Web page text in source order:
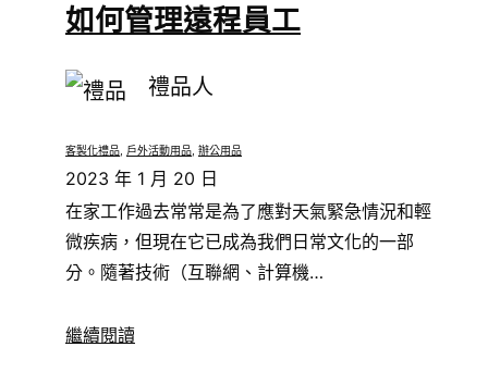
如何管理遠程員工
禮品人
客製化禮品 戶外活動用品 辦公用品
2023 年 1 月 20 日
在家工作過去常常是為了應對天氣緊急情況和輕
微疾病，但現在它已成為我們日常文化的一部
分。隨著技術（互聯網、計算機…
繼續閱讀